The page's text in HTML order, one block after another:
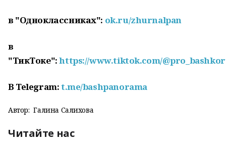
в "Одноклассниках": ok.ru/zhurnalpan
в
"ТикТоке":https://www.tiktok.com/
В Telegram:t.me/bashpanorama
Автор: Галина Салихова
Читайте нас